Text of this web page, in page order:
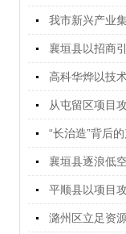
我市新兴产业
襄垣县以招商
高科华烨以技
从屯留区项目
“长治造”背后
襄垣县逐浪低
平顺县以项目
潞州区立足资